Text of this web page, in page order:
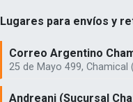
Lugares para envíos y
Correo Argentino
25 de Mayo 499,
Andreani (Sucursal